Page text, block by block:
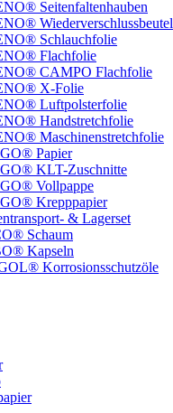
Seitenfaltenhauben
Wiederverschlussbeutel
Schlauchfolie
Flachfolie
CAMPO Flachfolie
X-Folie
Luftpolsterfolie
Handstretchfolie
Maschinenstretchfolie
Papier
KLT-Zuschnitte
Vollpappe
Krepppapier
& Lagerset
Schaum
Kapseln
Korrosionsschutzöle